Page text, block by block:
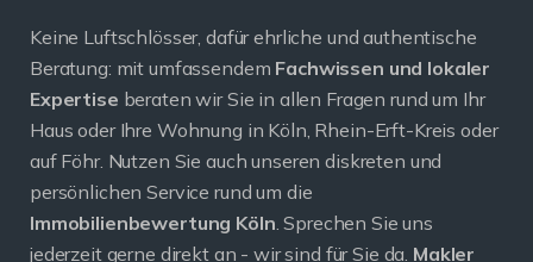
Keine Luftschlösser, dafür ehrliche und authentische
Beratung: mit umfassendem Fachwissen und lokaler
Expertise beraten wir Sie in allen Fragen rund um Ihr
Haus oder Ihre Wohnung in Köln, Rhein-Erft-Kreis oder
auf Föhr. Nutzen Sie auch unseren diskreten und
persönlichen Service rund um die
Immobilienbewertung Köln. Sprechen Sie uns
jederzeit gerne direkt an - wir sind für Sie da. Makler